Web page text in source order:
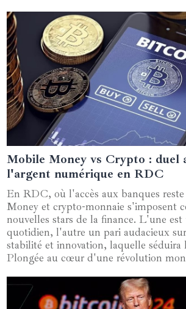
20 mai 2025
Mobile Money vs Crypto : duel
l'argent numérique en RDC
En RDC, où l'accès aux banques
Money et crypto-monnaie s'imposent
nouvelles stars de la finance. L'une
quotidien, l'autre un pari audacieux
stabilité et innovation, laquelle séduira
Plongée au cœur d'une révolution